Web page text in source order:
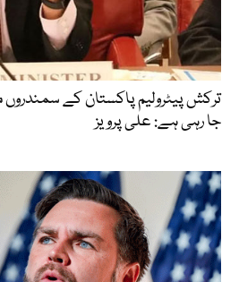
ترکش پیٹرولیم پاکستان کے
جا رہی ہے: علی پرویز